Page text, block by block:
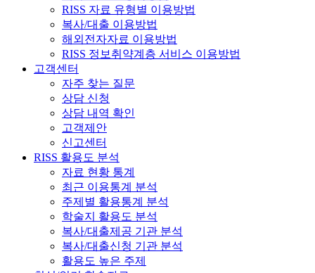
RISS 자료 유형별 이용방법
복사/대출 이용방법
해외전자자료 이용방법
RISS 정보취약계층 서비스 이용방법
고객센터
자주 찾는 질문
상담 신청
상담 내역 확인
고객제안
신고센터
RISS 활용도 분석
자료 현황 통계
최근 이용통계 분석
주제별 활용통계 분석
학술지 활용도 분석
복사/대출제공 기관 분석
복사/대출신청 기관 분석
활용도 높은 주제